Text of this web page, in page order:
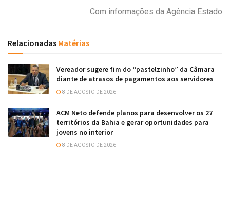
Com informações da Agência Estado
Relacionadas Matérias
Vereador sugere fim do “pastelzinho” da Câmara
diante de atrasos de pagamentos aos servidores
8 DE AGOSTO DE 2026
ACM Neto defende planos para desenvolver os 27
territórios da Bahia e gerar oportunidades para
jovens no interior
8 DE AGOSTO DE 2026